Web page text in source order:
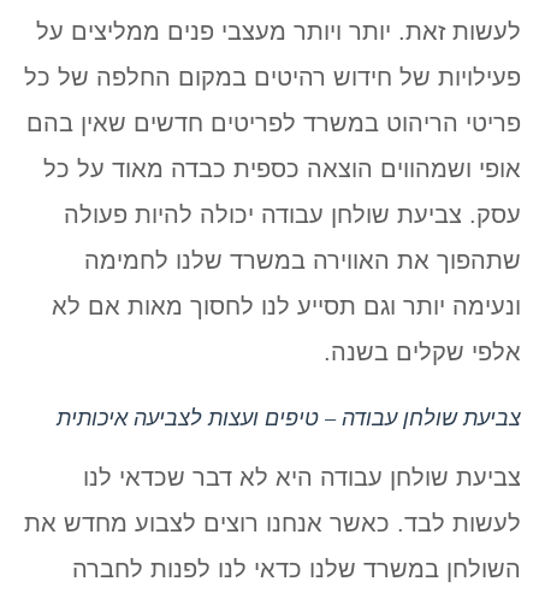
לעשות זאת. יותר ויותר מעצבי פנים ממליצים על
פעילויות של חידוש רהיטים במקום החלפה של כל
פריטי הריהוט במשרד לפריטים חדשים שאין בהם
אופי ושמהווים הוצאה כספית כבדה מאוד על כל
עסק. צביעת שולחן עבודה יכולה להיות פעולה
שתהפוך את האווירה במשרד שלנו לחמימה
ונעימה יותר וגם תסייע לנו לחסוך מאות אם לא
אלפי שקלים בשנה.
צביעת שולחן עבודה – טיפים ועצות לצביעה איכותית
צביעת שולחן עבודה היא לא דבר שכדאי לנו
לעשות לבד. כאשר אנחנו רוצים לצבוע מחדש את
השולחן במשרד שלנו כדאי לנו לפנות לחברה